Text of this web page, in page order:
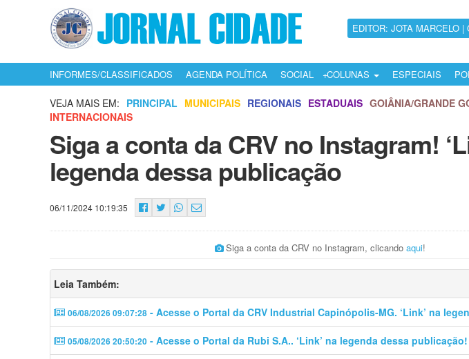
EDITOR: JOTA MARCELO
INFORMES/CLASSIFICADOS AGENDA POLÍTICA SOCIAL COLUNAS ESPECIAIS
VEJA MAIS EM: PRINCIPAL MUNICIPAIS REGIONAIS ESTADUAIS GOIÂNIA/GRANDE
INTERNACIONAIS
Siga a conta da CRV no Instagram!
legenda dessa publicação
06/11/2024 10:19:35
Siga a conta da CRV no Instagram, clicandoaqui!
Leia Também:
06/08/2026 09:07:28 - Acesse o Portal da CRV Industrial Capinópolis-MG. ‘Link’ na
05/08/2026 20:50:20 - Acesse o Portal da Rubi S.A.. ‘Link’ na legenda dessa publicação!